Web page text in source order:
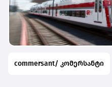
commersant/ კომერსანტი